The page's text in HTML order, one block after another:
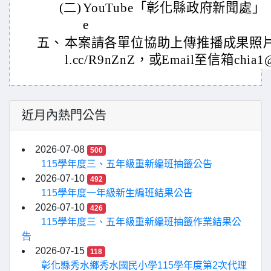
(二)YouTube「彰化縣政府新聞處
e
五、 本案請各單位協助上傳推播成果照
l.cc/R9nZnZ，或Email至信箱
近月內熱門公告
2026-07-08 500
115學年度三、五年級重新編班抽籤公告
2026-07-10
492
115學年度一年級新生編班結果公告
2026-07-10
426
115學年度三、五年級重新編班抽籤作業結果公
告
2026-07-15
118
彰化縣秀水鄉秀水國民小學115學年度第2次代理